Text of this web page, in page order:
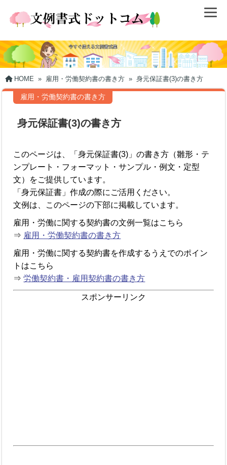
HOME » 雇用・労働契約書の書き方 » 身元保証書(3)の書き方
雇用・労働契約書の書き方
身元保証書(3)の書き方
このページは、「身元保証書(3)」の書き方（雛形・テ
ンプレート・フォーマット・サンプル・例文・定型
文）をご提供しています。
「身元保証書」作成の際にご活用ください。
文例は、このページの下部に掲載しています。
雇用・労働に関する契約書の文例一覧はこちら
⇒ 雇用・労働契約書の書き方
雇用・労働に関する契約書を作成するうえでのポイン
トはこちら
⇒労働契約書・雇用契約書の書き方
スポンサーリンク